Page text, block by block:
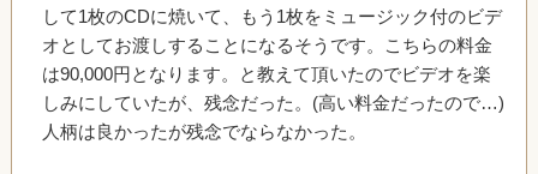
して1枚のCDに焼いて、もう1枚をミュージック付のビデ
オとしてお渡しすることになるそうです。こちらの料金
は90,000円となります。と教えて頂いたのでビデオを楽
しみにしていたが、残念だった。(高い料金だったので…)
人柄は良かったが残念でならなかった。